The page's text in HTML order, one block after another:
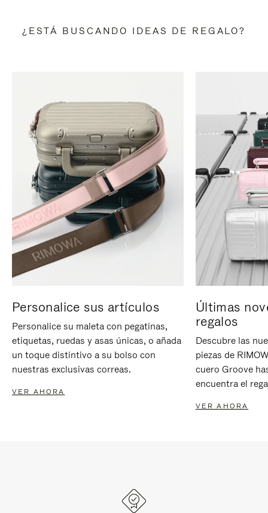
¿ESTÁ BUSCANDO IDEAS DE REGALO?
Personalice sus artículos
Personalice su maleta con pegatinas,
etiquetas, ruedas y asas únicas, o añada
un toque distintivo a su bolso con
nuestras exclusivas correas.
VER AHORA
Últimas
regalos
Descubre las
piezas de
cuero Groove
encuentra el
VER AHORA